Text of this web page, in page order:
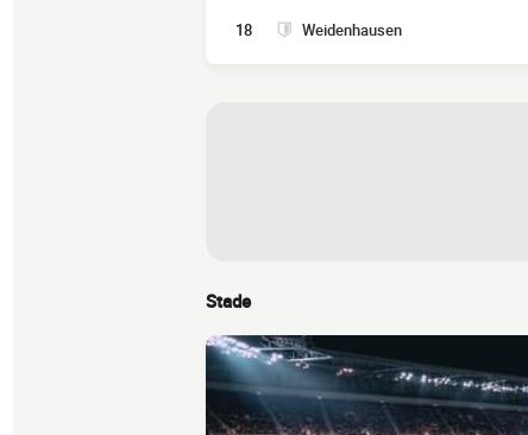
18 Weidenhausen
Stade